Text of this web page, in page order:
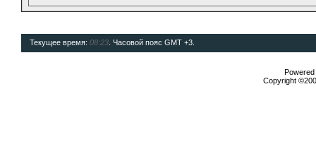
Текущее время: 08:23 . Часовой пояс GMT +3.
Copyright